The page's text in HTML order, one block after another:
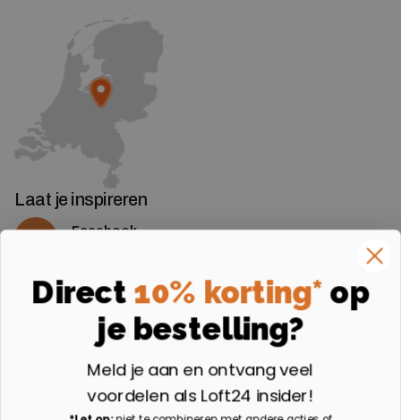
Laat je inspireren
Facebook
Instagram
Volg ons op Instagram
Aangesloten bij
Direct 10% korting* op
je bestelling?
Meld je aan en ontvang veel
voordelen als Loft24 insider!